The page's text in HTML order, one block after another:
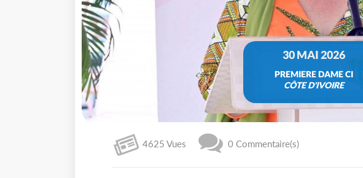
30 MAI 2026
PREMIERE DAME CI
CÔTE D'IVOIRE
4625 Vues 0 Commentaire(s)